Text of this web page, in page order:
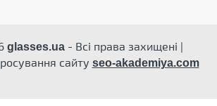
glasses.ua - Всі права захищені |
сайту seo-akademiya.com